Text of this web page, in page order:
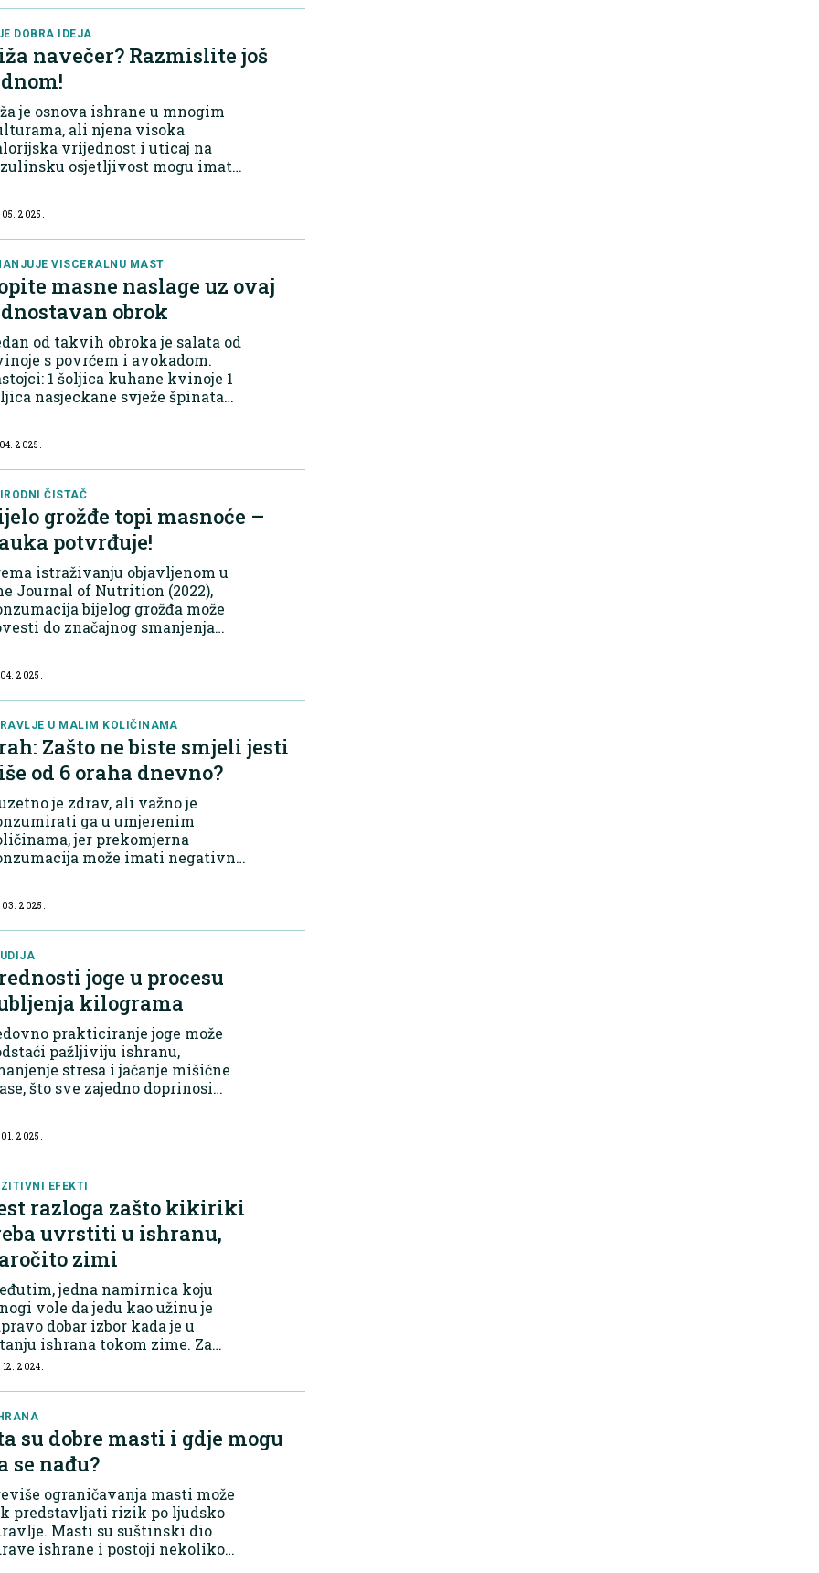
u časopisu Cell Me...
DOBRA IDEJA
navečer? Razmislite još
je osnova ishrane u mnogim
ali njena visoka
vrijednost i uticaj na
osjetljivost mogu imati
satima. Metabolički
noću...
05. 2025.
VISCERALNU MAST
masne naslage uz ovaj
obrok
od takvih obroka je salata od
s povrćem i avokadom.​
šoljica kuhane kvinoje 1
nasjeckane svježe špinata
1 kašika masli...
2025.
ČISTAČ
grožđe topi masnoće –
potvrđuje!
istraživanju objavljenom u
Journal of Nutrition (2022),
bijelog grožđa može
do značajnog smanjenja
lipida. Aktivne
grožđa,...
2025.
U MALIM KOLIČINAMA
Zašto ne biste smjeli jesti
od 6 oraha dnevno?
je zdrav, ali važno je
ga u umjerenim
jer prekomjerna
može imati negativne
na 30 grama (približno 6
Jesti...
03. 2025.
joge u procesu
kilograma
prakticiranje joge može
pažljiviju ishranu,
stresa i jačanje mišićne
što sve zajedno doprinosi
jogu imali manju šansu
dobi...
2025.
EFEKTI
razloga zašto kikiriki
uvrstiti u ishranu,
zimi
jedna namirnica koju
vole da jedu kao užinu je
dobar izbor kada je u
ishrana tokom zime. Za
Shots", nutricionisti su kao
2024.
su dobre masti i gdje mogu
se nađu?
ograničavanja masti može
predstavljati rizik po ljudsko
Masti su suštinski dio
ishrane i postoji nekoliko